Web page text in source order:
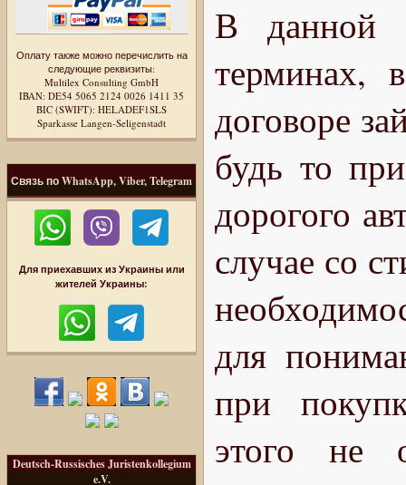
Оплату также можно перечислить на
следующие реквизиты:
Multilex Consulting GmbH
IBAN: DE54 5065 2124 0026 1411 35
BIC (SWIFT): HELADEF1SLS
Sparkasse Langen-Seligenstadt
Связь по WhatsApp, Viber, Telegram
Для приехавших из Украины или
жителей Украины:
Deutsch-Russisches Juristenkollegium
e.V.
В данной
терминах,
договоре
будь то
дорогого
случае со
для
при
этого не